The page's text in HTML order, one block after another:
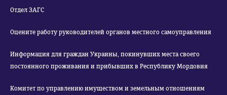
Отдел ЗАГС
Оцените работу руководителей органов местного самоуправления
Информация для граждан Украины, покинувших места своего
постоянного проживания и прибывших в Республику Мордовия
Комитет по управлению имуществом и земельным отношениям